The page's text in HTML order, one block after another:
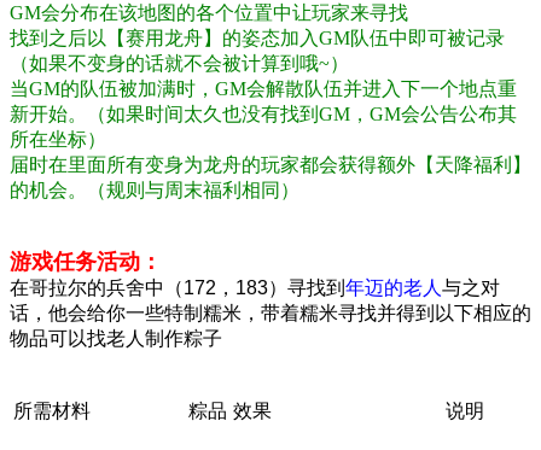
GM会分布在该地图的各个位置中让玩家来寻找
找到之后以【赛用龙舟】的姿态加入GM队伍中即可被记录
（如果不变身的话就不会被计算到哦~）
当GM的队伍被加满时，GM会解散队伍并进入下一个地点重
新开始。（如果时间太久也没有找到GM，GM会公告公布其
所在坐标）
届时在里面所有变身为龙舟的玩家都会获得额外【天降福利】
的机会。（规则与周末福利相同）
游戏任务活动：
在哥拉尔的兵舍中（172，183）寻找到 年迈的老人 与之对
话，他会给你一些特制糯米，带着糯米寻找并得到以下相应的
物品可以找老人制作粽子
所需材料 粽品 效果 说明